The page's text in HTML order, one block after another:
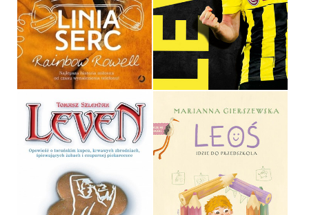
RAINBOW ROWELL
OPRAWA MIĘKKA
34,90 ZŁ
NATALIA DOLEGŁO
OPRAWA MIĘKKA
24,90 ZŁ
LEVEN
TOMASZ SZLENDAK
LEOŚ IDZIE DO
PRZEDSZKOLA
MARIANNA GIERSZEWSKA